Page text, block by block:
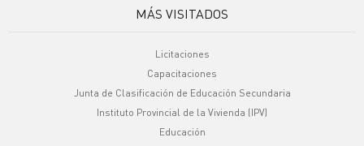
MÁS VISITADOS
Licitaciones
Capacitaciones
Junta de Clasificación de Educación Secundaria
Instituto Provincial de la Vivienda (IPV)
Educación